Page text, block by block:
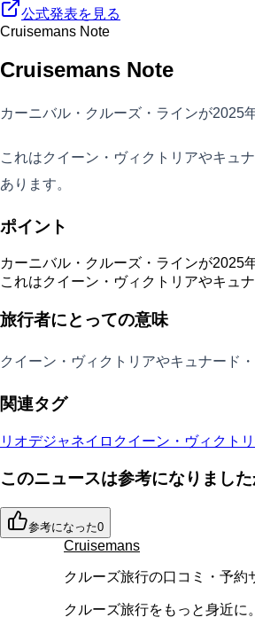
公式発表を見る
Cruisemans Note
Cruisemans Note
カーニバル・クルーズ・ラインが2025
これはクイーン・ヴィクトリアやキュ
あります。
ポイント
カーニバル・クルーズ・ラインが2025
これはクイーン・ヴィクトリアやキュ
旅行者にとっての意味
クイーン・ヴィクトリアやキュナード
関連タグ
リオデジャネイロ クイーン・ヴィクト
このニュースは参考になりまし
参考になった0
Cruisemans
クルーズ旅行の口コミ・予約
クルーズ旅行をもっと身近に。